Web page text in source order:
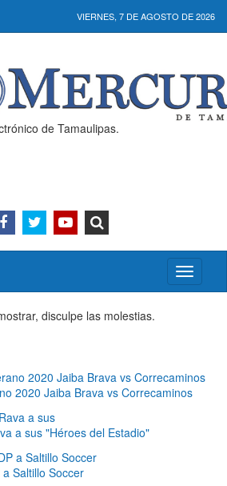
VIERNES, 7 DE AGOSTO DE 2026
de Tamaulipas.
Activar/
menú
disculpe las molestias.
2020 Jaiba Brava vs Correcaminos
a sus "Héroes del Estadio"
Saltillo Soccer